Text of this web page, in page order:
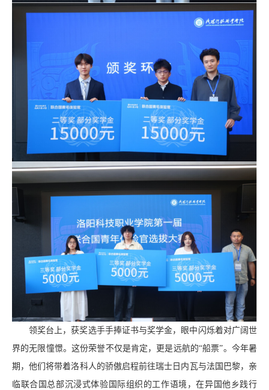
领奖台上，获奖选手手捧证书与奖学金，眼中闪烁着对广阔世
界的无限憧憬。这份荣誉不仅是肯定，更是远航的“船票”。今年暑
期，他们将带着洛科人的骄傲启程前往瑞士日内瓦与法国巴黎，亲
临联合国总部沉浸式体验国际组织的工作语境，在异国他乡践行